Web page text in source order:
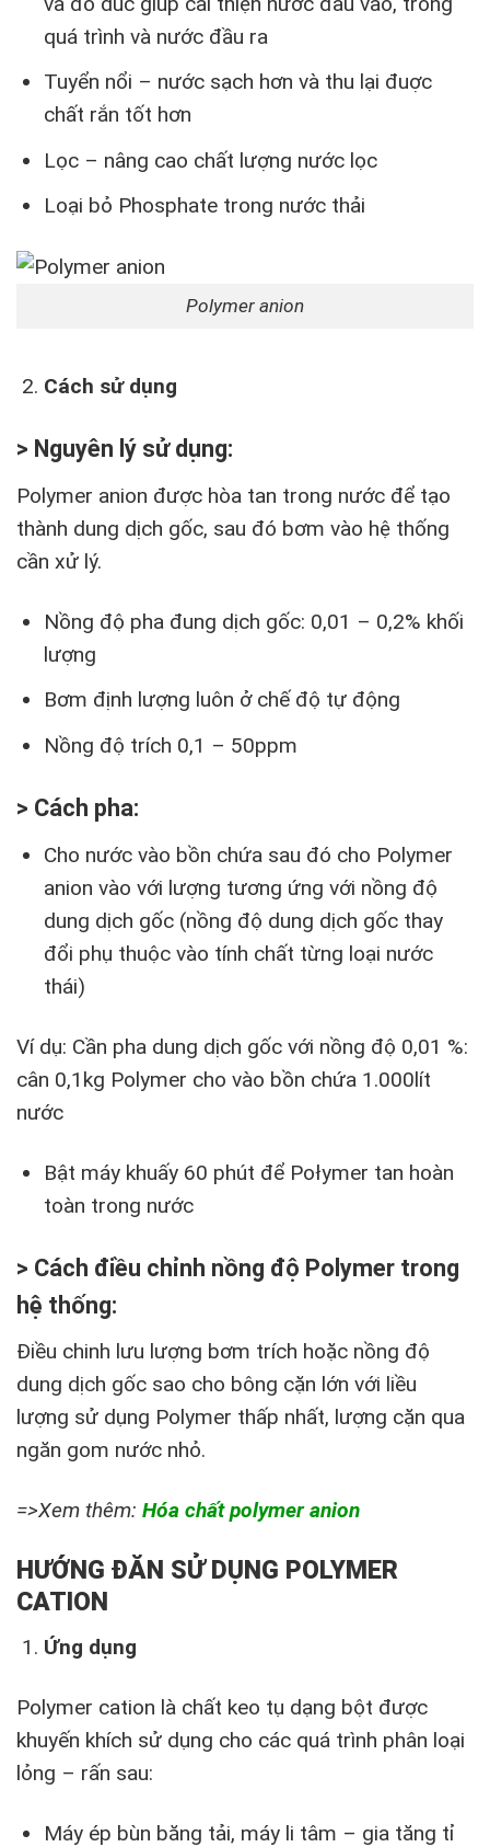
quá trình và nước đầu ra
Tuyển nổi – nước sạch hơn và thu lại đuợc
chất rắn tốt hơn
Lọc – nâng cao chất lượng nước lọc
Loại bỏ Phosphate trong nước thải
Polymer anion
Cách sử dụng
> Nguyên lý sử dụng:
Polymer anion được hòa tan trong nước để tạo
thành dung dịch gốc, sau đó bơm vào hệ thống
cần xử lý.
Nồng độ pha đung dịch gốc: 0,01 – 0,2% khối
lượng
Bơm định lượng luôn ở chế độ tự động
Nồng độ trích 0,1 – 50ppm
> Cách pha:
Cho nước vào bồn chứa sau đó cho Polymer
anion vào với lượng tương ứng với nồng độ
dung dịch gốc (nồng độ dung dịch gốc thay
đổi phụ thuộc vào tính chất từng loại nước
thái)
Ví dụ: Cần pha dung dịch gốc với nồng độ 0,01 %:
cân 0,1kg Polymer cho vào bồn chứa 1.000lít
nước
Bật máy khuấy 60 phút để Połymer tan hoàn
toàn trong nước
> Cách điều chỉnh nồng độ Polymer trong
hệ thống:
Điều chinh lưu lượng bơm trích hoặc nồng độ
dung dịch gốc sao cho bông cặn lớn với liều
lượng sử dụng Polymer thấp nhất, lượng cặn qua
ngăn gom nước nhỏ.
=>Xem thêm: Hóa chất polymer anion
HƯỚNG ĐĂN SỬ DỤNG POLYMER
CATION
Ứng dụng
Polymer cation là chất keo tụ dạng bột được
khuyến khích sử dụng cho các quá trình phân loại
lỏng – rấn sau:
Máy ép bùn băng tải, máy li tâm – gia tăng tỉ